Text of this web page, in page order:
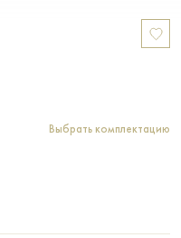
Выбрать комплектацию